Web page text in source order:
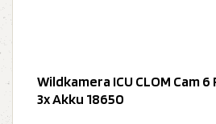
Wildkamera ICU CLOM Cam 6
3x Akku 18650